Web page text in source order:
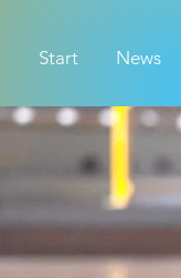
Start News